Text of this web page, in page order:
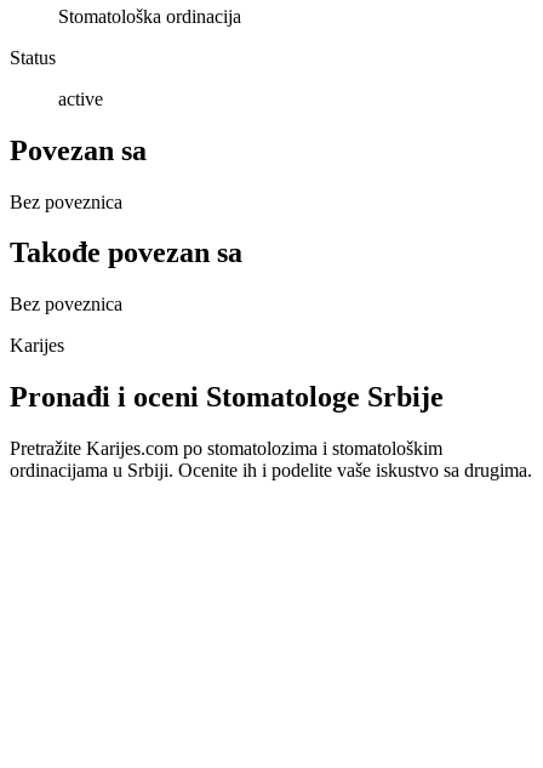
Stomatološka ordinacija
Status
active
Povezan sa
Bez poveznica
Takođe povezan sa
Bez poveznica
Karijes
Pronađi i oceni Stomatologe Srbije
Pretražite Karijes.com po stomatolozima i stomatološkim
ordinacijama u Srbiji. Ocenite ih i podelite vaše iskustvo sa drugima.